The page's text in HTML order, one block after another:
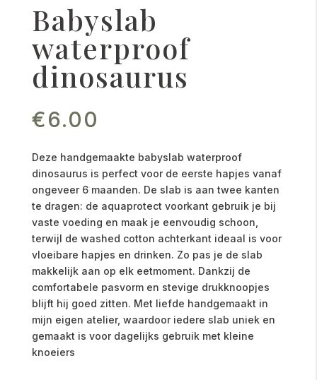
Babyslab
waterproof
dinosaurus
€6.00
Deze handgemaakte babyslab waterproof
dinosaurus is perfect voor de eerste hapjes vanaf
ongeveer 6 maanden. De slab is aan twee kanten
te dragen: de aquaprotect voorkant gebruik je bij
vaste voeding en maak je eenvoudig schoon,
terwijl de washed cotton achterkant ideaal is voor
vloeibare hapjes en drinken. Zo pas je de slab
makkelijk aan op elk eetmoment. Dankzij de
comfortabele pasvorm en stevige drukknoopjes
blijft hij goed zitten. Met liefde handgemaakt in
mijn eigen atelier, waardoor iedere slab uniek en
gemaakt is voor dagelijks gebruik met kleine
knoeiers